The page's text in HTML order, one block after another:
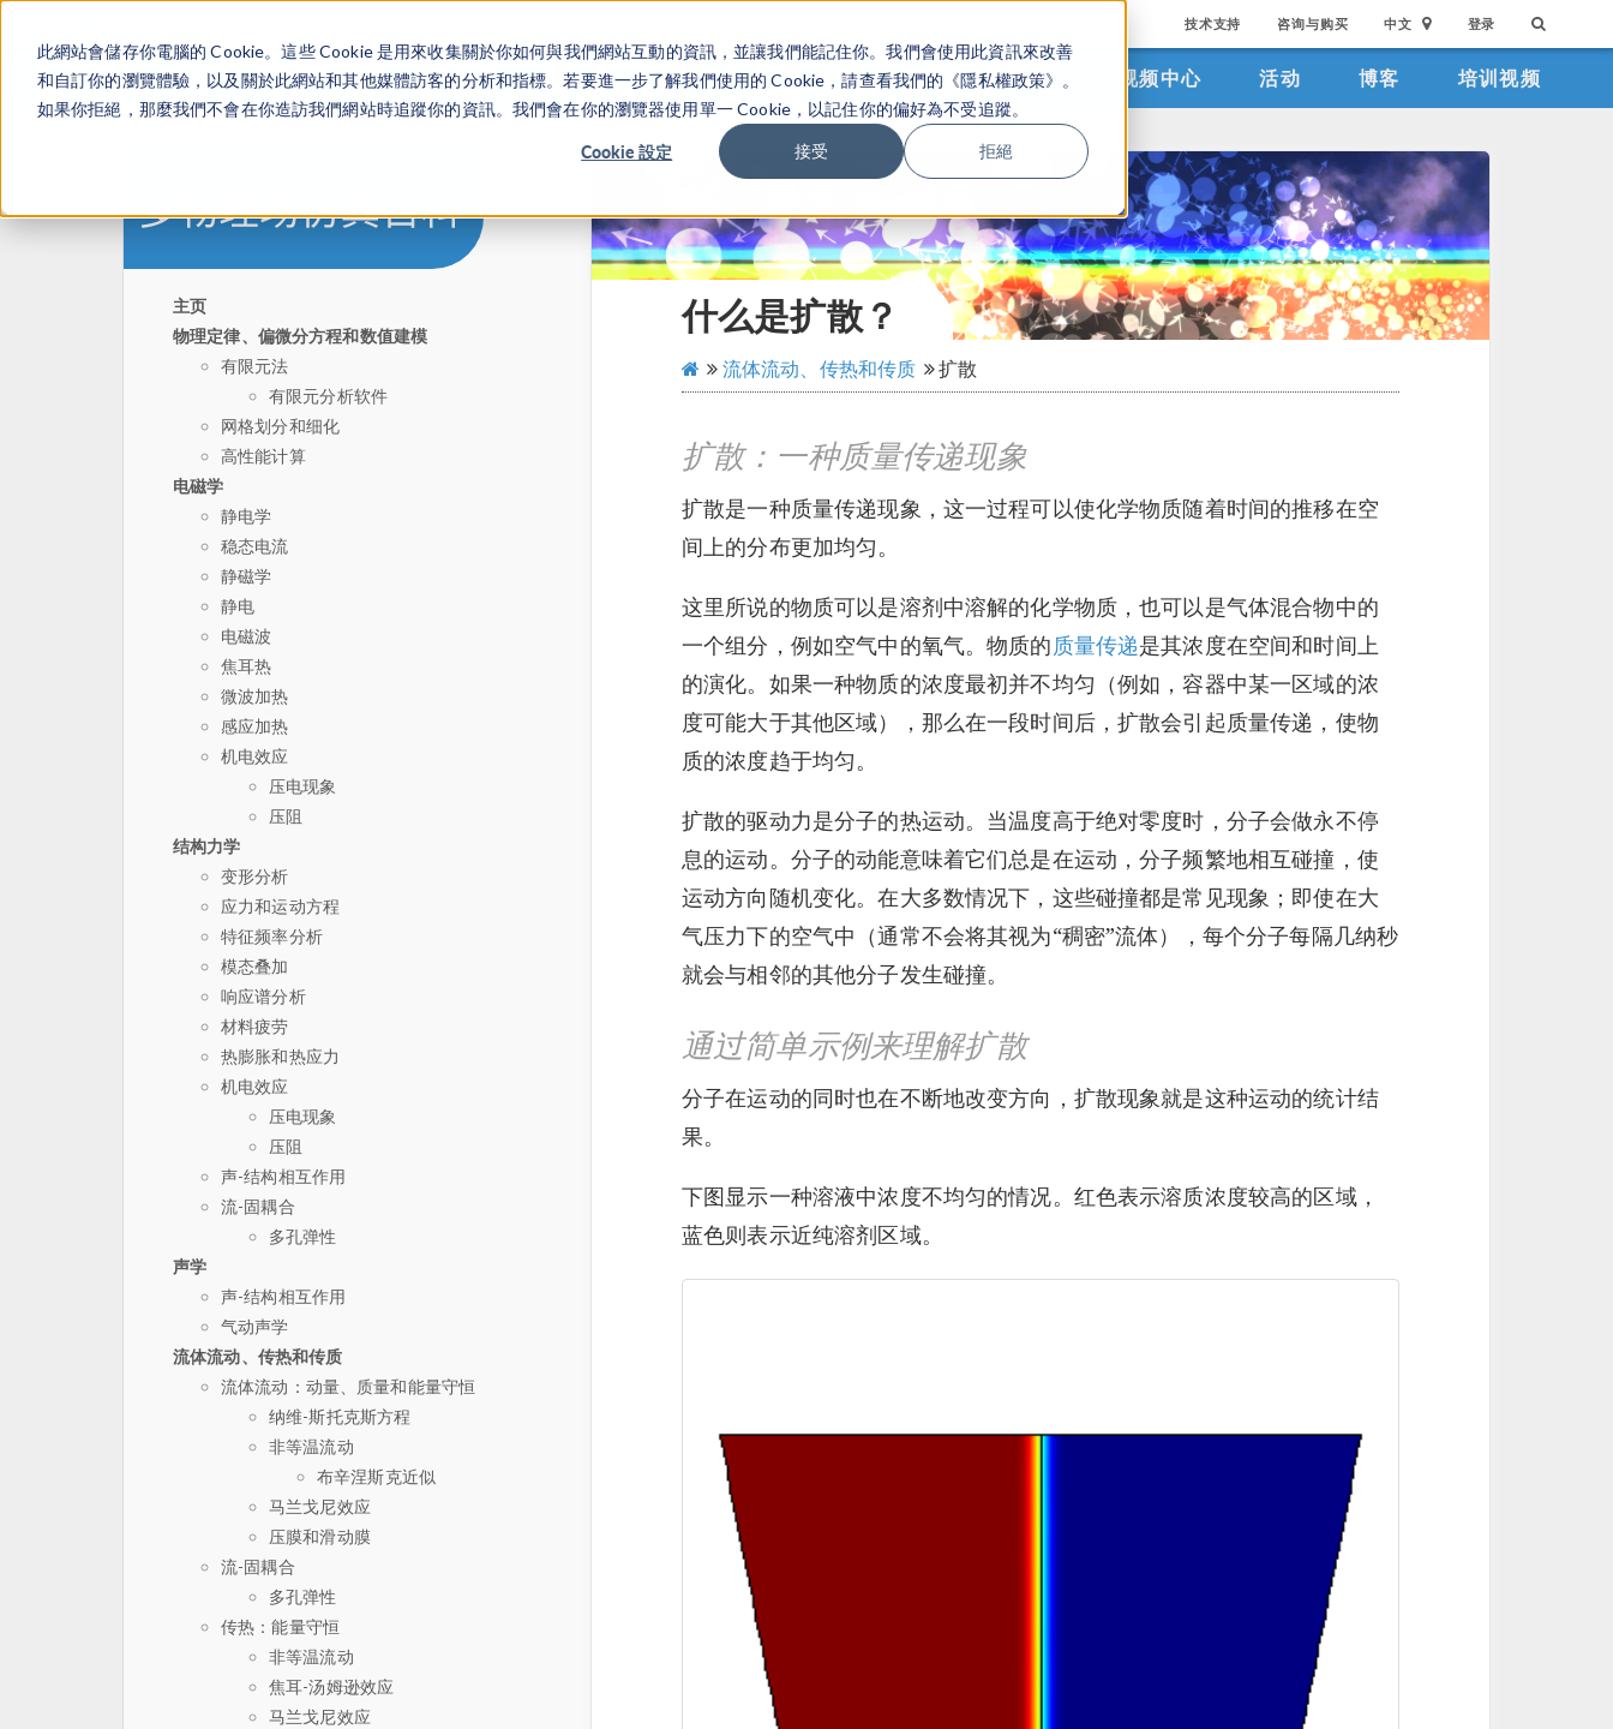
此網站會儲存你電腦的 Cookie。這些 Cookie 是用來收集關於你如何與我們網站互動的資訊，並讓我們能記住你。我們會使用此資訊來改善
和自訂你的瀏覽體驗，以及關於此網站和其他媒體訪客的分析和指標。若要進一步了解我們使用的 Cookie，請查看我們的《隱私權政策》。
如果你拒絕，那麼我們不會在你造訪我們網站時追蹤你的資訊。我們會在你的瀏覽器使用單一 Cookie，以記住你的偏好為不受追蹤。
Cookie 設定 接受 拒絕
技术支持 咨询与购买 中文 登录
产品 行业应用 视频中心 活动 博客 培训视频
主页
物理定律、偏微分方程和数值建模
有限元法
有限元分析软件
网格划分和细化
高性能计算
电磁学
静电学
稳态电流
静磁学
静电
电磁波
焦耳热
微波加热
感应加热
机电效应
压电现象
压阻
结构力学
变形分析
应力和运动方程
特征频率分析
模态叠加
响应谱分析
材料疲劳
热膨胀和热应力
机电效应
压电现象
压阻
声-结构相互作用
流-固耦合
多孔弹性
声学
声-结构相互作用
气动声学
流体流动、传热和传质
流体流动：动量、质量和能量守恒
纳维-斯托克斯方程
非等温流动
布辛涅斯克近似
马兰戈尼效应
压膜和滑动膜
流-固耦合
多孔弹性
传热：能量守恒
非等温流动
焦耳-汤姆逊效应
马兰戈尼效应
什么是扩散？
流体流动、传热和传质 扩散
扩散：一种质量传递现象
扩散是一种质量传递现象，这一过程可以使化学物质随着时间的推移在空
间上的分布更加均匀。
这里所说的物质可以是溶剂中溶解的化学物质，也可以是气体混合物中的
一个组分，例如空气中的氧气。物质的质量传递是其浓度在空间和时间上
的演化。如果一种物质的浓度最初并不均匀（例如，容器中某一区域的浓
度可能大于其他区域），那么在一段时间后，扩散会引起质量传递，使物
质的浓度趋于均匀。
扩散的驱动力是分子的热运动。当温度高于绝对零度时，分子会做永不停
息的运动。分子的动能意味着它们总是在运动，分子频繁地相互碰撞，使
运动方向随机变化。在大多数情况下，这些碰撞都是常见现象；即使在大
气压力下的空气中（通常不会将其视为“稠密”流体），每个分子每隔几纳秒
就会与相邻的其他分子发生碰撞。
通过简单示例来理解扩散
分子在运动的同时也在不断地改变方向，扩散现象就是这种运动的统计结
果。
下图显示一种溶液中浓度不均匀的情况。红色表示溶质浓度较高的区域，
蓝色则表示近纯溶剂区域。